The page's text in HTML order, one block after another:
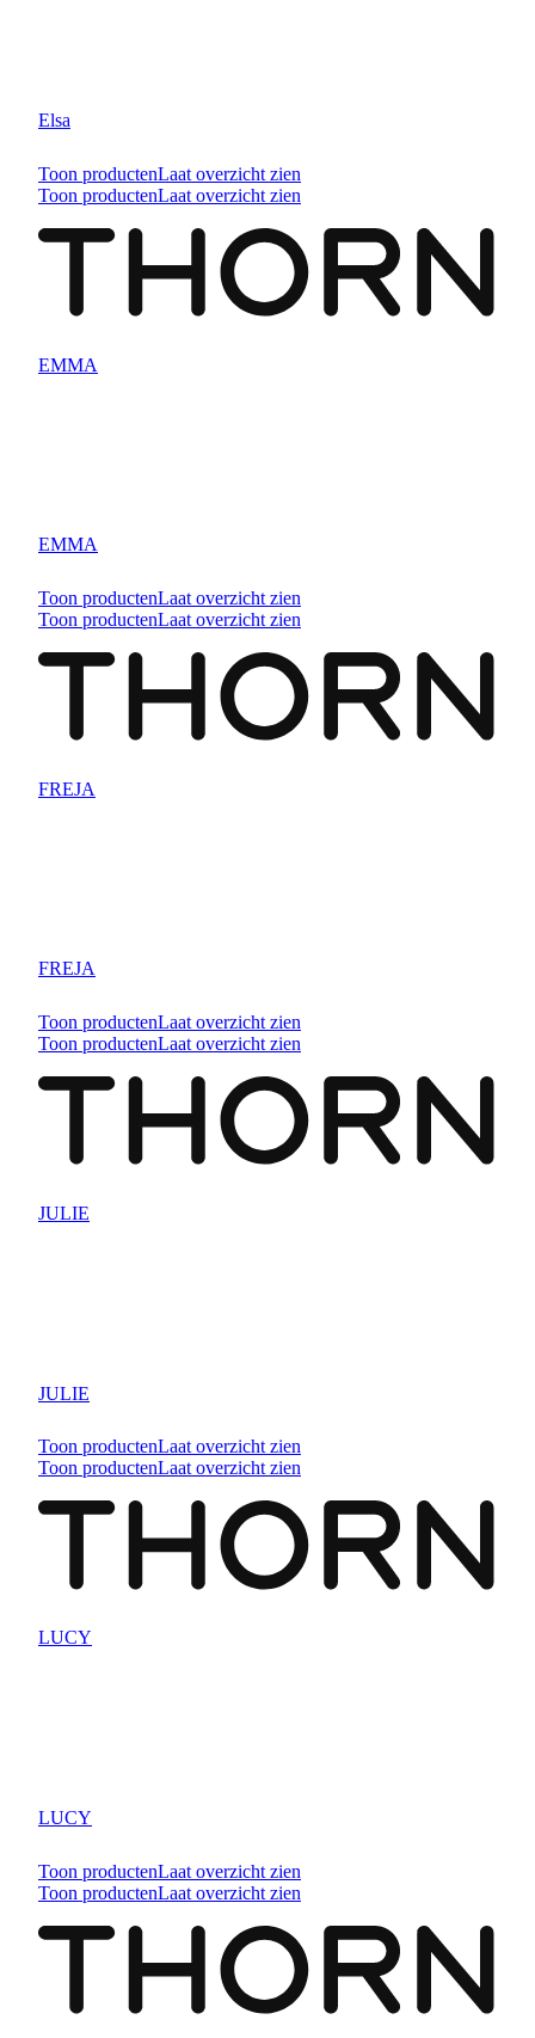
Elsa
Toon productenLaat overzicht zien
Toon productenLaat overzicht zien
EMMA
EMMA
Toon productenLaat overzicht zien
Toon productenLaat overzicht zien
FREJA
FREJA
Toon productenLaat overzicht zien
Toon productenLaat overzicht zien
JULIE
JULIE
Toon productenLaat overzicht zien
Toon productenLaat overzicht zien
LUCY
LUCY
Toon productenLaat overzicht zien
Toon productenLaat overzicht zien